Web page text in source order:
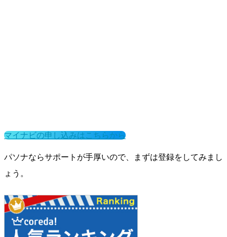
マイナビの申し込みはこちらから
パソナならサポートが手厚いので、まずは登録をしてみまし
ょう。